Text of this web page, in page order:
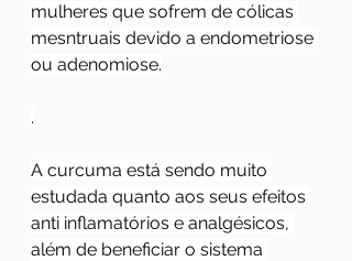
mulheres que sofrem de cólicas
mesntruais devido a endometriose
ou adenomiose.
.
A curcuma está sendo muito
estudada quanto aos seus efeitos
anti inflamatórios e analgésicos,
além de beneficiar o sistema